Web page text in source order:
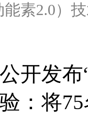
能素2.0）
开发
：将